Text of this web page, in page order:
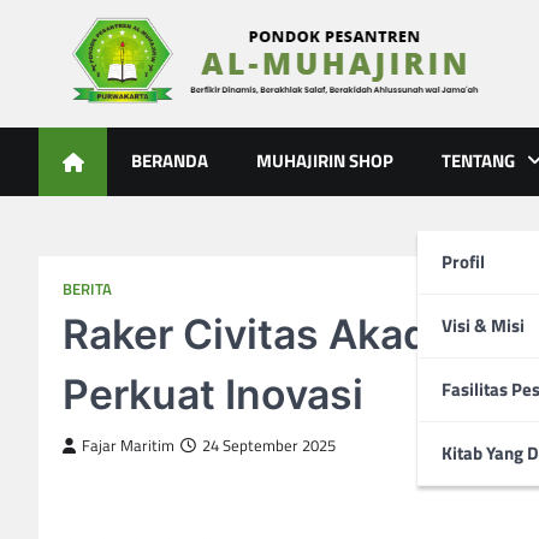
Al-Muhajirin
BERANDA MUHAJIRIN SHOP TENTANG
Profil
Visi & Misi
Fasilitas
Kitab Yang
BERITA
Raker Civitas
Perkuat Inovasi
Fajar Maritim 24 September 2025